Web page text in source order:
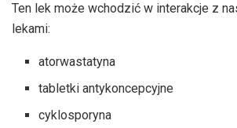
Ten lek może wchodzić w interakcje z
lekami:
atorwastatyna
tabletki antykoncepcyjne
cyklosporyna